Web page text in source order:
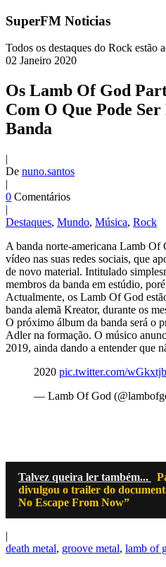
SuperFM Noticias
Todos os destaques do Rock estão
02 Janeiro 2020
Os Lamb Of God
Com O Que Pode
Banda
|
De nuno.santos
|
0 Comentários
|
Destaques, Mundo, Música, Rock
A banda norte-americana Lamb Of
vídeo nas suas redes sociais, que
de novo material. Intitulado
membros da banda em estúdio,
Actualmente, os Lamb Of God
banda alemã Kreator, durante os
O próximo álbum da banda será o
Adler na formação. O músico
2019, ainda dando a entender que
2020 pic.twitter.com/
— Lamb Of God
Talvez queira ler também...
divulgou o trailer do
No Escape From Now”
|
death metal, groove metal, lamb of